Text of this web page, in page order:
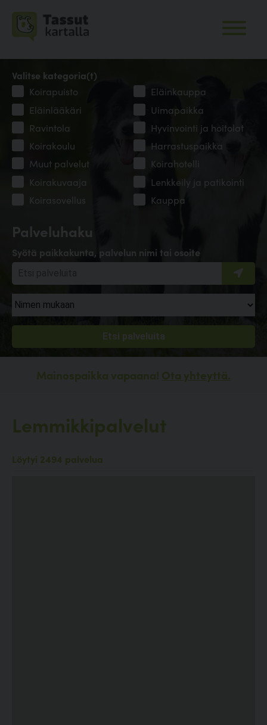
Palveluhaku
Syötä paikkakunta, palvelun nimi tai osoite
Valitse kategoria(t)
Koirapuisto
Eläinkauppa
Eläinlääkäri
Uimapaikka
Ravintola
Hyvinvointi ja hoitolat
Koirakoulu
Harrastuspaikka
Muut palvelut
Koirahotelli
Koirakuvaaja
Lenkkeily ja patikointi
Koirasovellus
Kauppa
Mainospaikka vapaana! Ota yhteyttä.
Lemmikkipalvelut
Löytyi 2494 palvelua